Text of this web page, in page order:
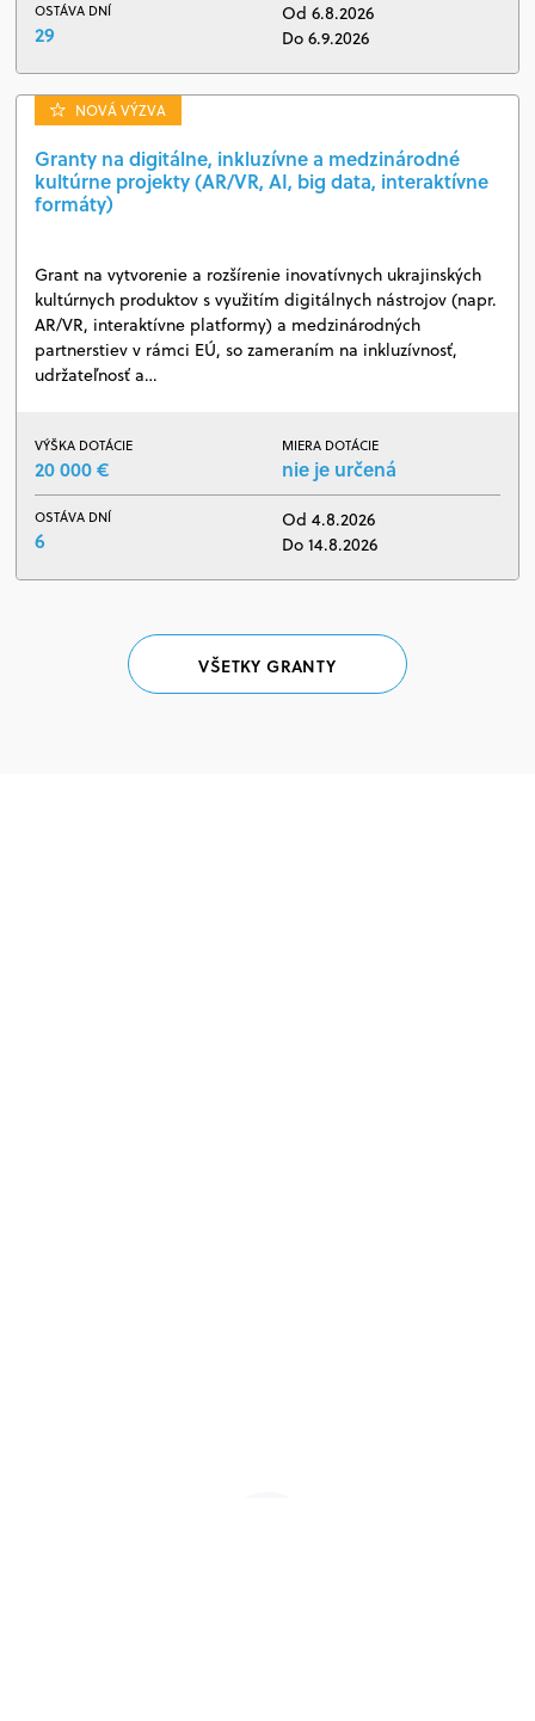
OSTÁVA DNÍ
29
Od 6.8.2026
Do 6.9.2026
NOVÁ VÝZVA
Granty na digitálne, inkluzívne a medzinárodné
kultúrne projekty (AR/VR, AI, big data, interaktívne
formáty)
Grant na vytvorenie a rozšírenie inovatívnych ukrajinských
kultúrnych produktov s využitím digitálnych nástrojov (napr.
AR/VR, interaktívne platformy) a medzinárodných
partnerstiev v rámci EÚ, so zameraním na inkluzívnosť,
udržateľnosť a…
VÝŠKA DOTÁCIE
20 000 €
MIERA DOTÁCIE
nie je určená
OSTÁVA DNÍ
6
Od 4.8.2026
Do 14.8.2026
VŠETKY GRANTY